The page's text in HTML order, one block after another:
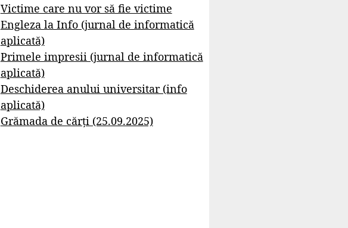
Victime care nu vor să fie victime
Engleza la Info (jurnal de informatică
aplicată)
Primele impresii (jurnal de informatică
aplicată)
Deschiderea anului universitar (info
aplicată)
Grămada de cărți (25.09.2025)